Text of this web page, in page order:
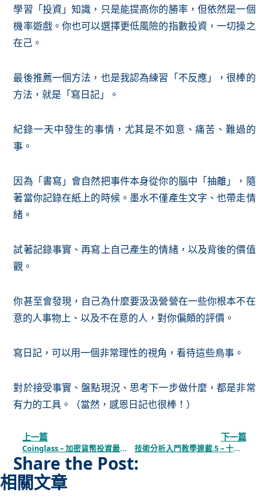
學習「投資」知識，只是能提高你的勝率，但依然是一個
機率遊戲。你也可以選擇更低風險的指數投資，一切操之
在己。
最後推薦一個方法，也是我認為練習「不反應」，很棒的
方法，就是「寫日記」。
紀錄一天中發生的事情，尤其是不如意、痛苦、難過的
事。
因為「書寫」會自然把事件本身從你的腦中「抽離」，隨
著當你記錄在紙上的時候。墨水不僅產生文字、也帶走情
緒。
試著記錄事實、再寫上自己產生的情緒，以及背後的價值
觀。
你甚至會發現，自己為什麼要汲汲營營在一些你根本不在
意的人事物上、以及不在意的人，對你偏頗的評價。
寫日記，可以用一個非常理性的視角，看待這些鳥事。
對於接受事實、盤點現況、思考下一步做什麼，都是非常
有力的工具。（當然，感恩日記也很棒！）
上一篇
Coinglass – 加密貨幣投資最好用的數據工具
下一篇
技術分析入門教學連載 5 – 十種「量價關係」的系統總整理，一次看懂市場供需關係
Share the Post:
相關文章